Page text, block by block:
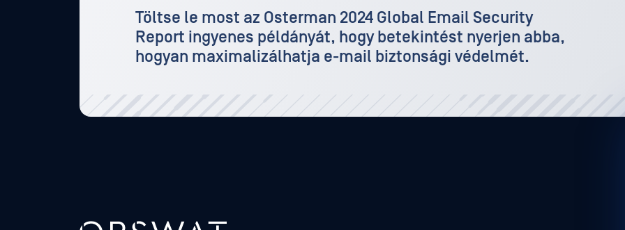
Töltse le most az Osterman 2024 Global Email Security
Report ingyenes példányát, hogy betekintést nyerjen abba,
hogyan maximalizálhatja e-mail biztonsági védelmét.